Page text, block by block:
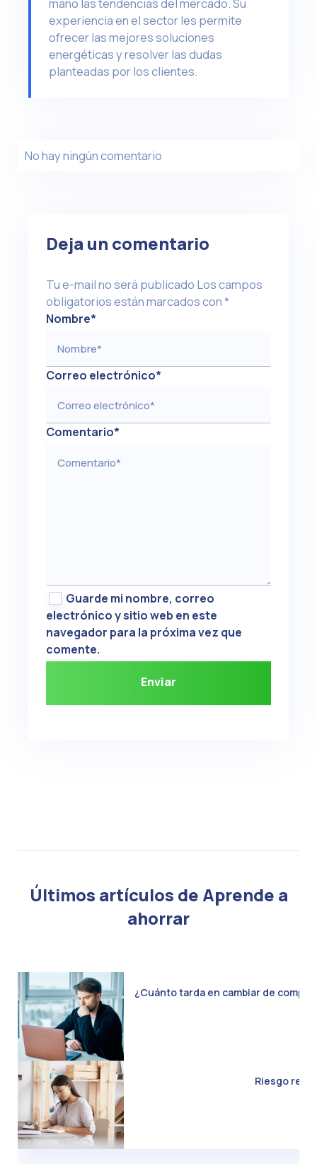
experiencia en el sector les permite
ofrecer las mejores soluciones
energéticas y resolver las dudas
planteadas por los clientes.
No hay ningún comentario
Deja un comentario
Tu e-mail no será publicado Los campos
obligatorios están marcados con*
Nombre*
Correo electrónico*
Comentario*
Guarde mi nombre, correo
electrónico y sitio web en este
navegador para la próxima vez que
comente.
Últimos artículos de Aprende a
ahorrar
¿Cuánto tarda en cambiar de
Riesgo real